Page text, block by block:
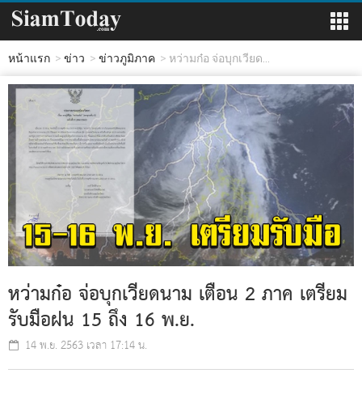
หน้าแรก ข่าว ข่าวภูมิภาค หว่ามก๋อ จ่อบุกเวียด...
หว่ามก๋อ จ่อบุกเวียดนาม เตือน 2 ภาค เตรียม
รับมือฝน 15 ถึง 16 พ.ย.
14 พ.ย. 2563 เวลา 17:14 น.